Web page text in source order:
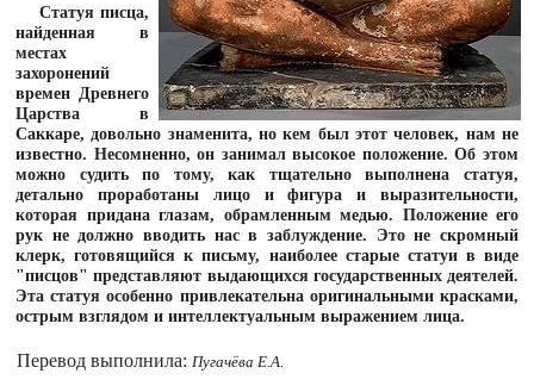
Статуя писца,
найденная в
местах
захоронений
времен Древнего
Царства в
Саккаре, довольно знаменита, но кем был этот человек, нам не
известно. Несомненно, он занимал высокое положение. Об этом
можно судить по тому, как тщательно выполнена статуя,
детально проработаны лицо и фигура и выразительности,
которая придана глазам, обрамленным медью. Положение его
рук не должно вводить нас в заблуждение. Это не скромный
клерк, готовящийся к письму, наиболее старые статуи в виде
"писцов" представляют выдающихся государственных деятелей.
Эта статуя особенно привлекательна оригинальными красками,
острым взглядом и интеллектуальным выражением лица.
Перевод выполнила: Пугачёва Е.А.